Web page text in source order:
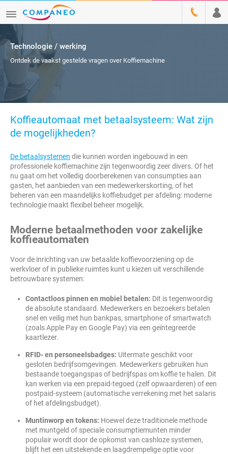
Technologie / werking
Ontdek de vaakst gestelde vragen over Koffiemachine
Koffieautomaat met betaalsysteem: Wat zijn
de mogelijkheden?
De betaalsystemen die kunnen worden ingebouwd in een
professionele koffiemachine zijn tegenwoordig zeer divers. Of het
nu gaat om het volledig doorberekenen van consumpties aan
gasten, het aanbieden van een medewerkerskorting, of het
beheren van een maandelijks koffiebudget per afdeling: moderne
technologie maakt flexibel beheer mogelijk.
Moderne betaalmethoden voor zakelijke
koffieautomaten
Voor de inrichting van uw betaalde koffievoorziening op de
werkvloer of in publieke ruimtes kunt u kiezen uit verschillende
betrouwbare systemen:
Contactloos pinnen en mobiel betalen: Dit is tegenwoordig
de absolute standaard. Medewerkers en bezoekers betalen
snel en veilig met hun bankpas, smartphone of smartwatch
(zoals Apple Pay en Google Pay) via een geïntegreerde
kaartlezer.
RFID- en personeelsbadges: Uitermate geschikt voor
gesloten bedrijfsomgevingen. Medewerkers gebruiken hun
bestaande toegangspas of bedrijfspas om koffie te halen. Dit
kan werken via een prepaid-tegoed (zelf opwaarderen) of een
postpaid-systeem (automatische verrekening met het salaris
of het afdelingsbudget).
Muntinworp en tokens: Hoewel deze traditionele methode
met muntgeld of speciale consumptiemunten minder
populair wordt door de opkomst van cashloze systemen,
blijft het een uitstekende en laagdrempelige optie voor